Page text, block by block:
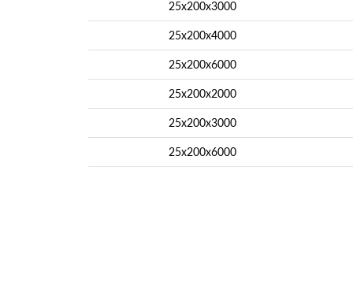
25х200х3000
25х200х4000
25х200х6000
25х200х2000
25х200х3000
25х200х6000